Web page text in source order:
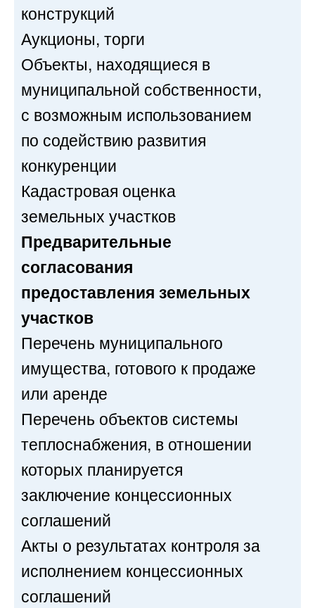
конструкций
Аукционы, торги
Объекты, находящиеся в
муниципальной собственности,
с возможным использованием
по содействию развития
конкуренции
Кадастровая оценка
земельных участков
Предварительные
согласования
предоставления земельных
участков
Перечень муниципального
имущества, готового к продаже
или аренде
Перечень объектов системы
теплоснабжения, в отношении
которых планируется
заключение концессионных
соглашений
Акты о результатах контроля за
исполнением концессионных
соглашений